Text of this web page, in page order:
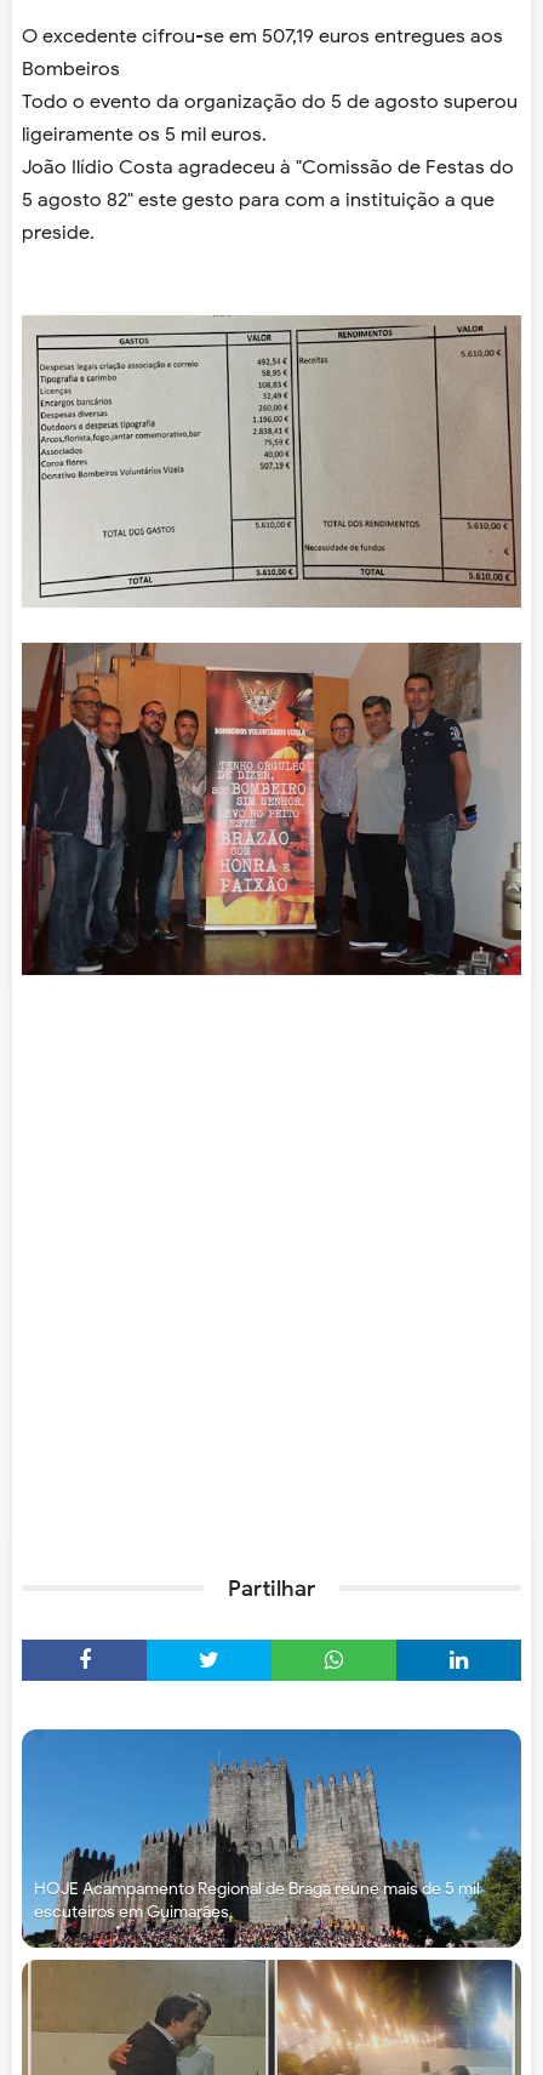
O excedente cifrou-se em 507,19 euros entregues aos
Bombeiros
Todo o evento da organização do 5 de agosto superou
ligeiramente os 5 mil euros.
João Ilídio Costa agradeceu à "Comissão de Festas do
5 agosto 82" este gesto para com a instituição a que
preside.
Partilhar
HOJE Acampamento Regional de Braga reúne mais de 5 mil
escuteiros em Guimarães